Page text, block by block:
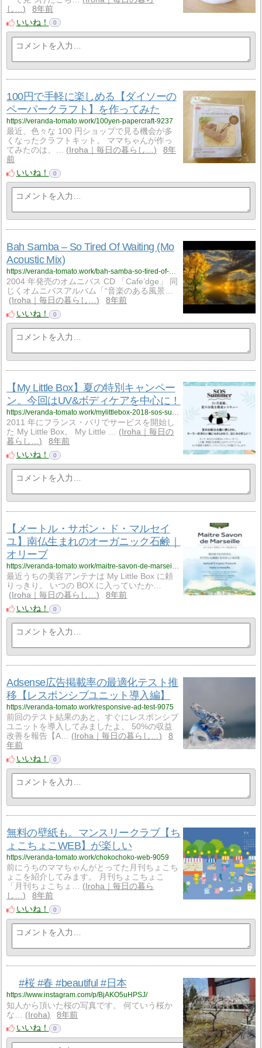
し…
8年前
いいね！
0
100円で手軽に楽しめる【ダイソーの
ペーパークラフト】を作ってみた
https://veranda-tomato.work/100yen-papercraft-9237
最近、色々な 100 円ショップで見る機会が多
くなったクラフトキット。 ママちゃんが作っ
てみたのは、…
Iroha｜毎日の暮らし…
8年
前
いいね！
0
Bah Samba – So Tired Of Waiting (Mo
Acoustic Mix)
https://veranda-tomato.work/bah-samba-so-tired-of-waiting-mo-acoustic-mix-9193
2004 年発売のオムニバス CD 「Cafe’dge」 同
じくオムニバスアルバム「“音楽のある風景…
Iroha｜毎日の暮らし…
8年前
いいね！
0
【My Little Box】夏の特別キャンペー
ン。今回はUV&ボディケアを中心に！
https://veranda-tomato.work/mylittlebox-2018-sos-summer-9154
2011 年にフランス・パリでサービスを開始し
た My Little Box。 My Little …
Iroha｜毎日の
暮らし…
8年前
いいね！
0
【メートル・サボン・ド・マルセイ
ユ】南仏生まれのオーガニック石鹸｜
オリーブ
https://veranda-tomato.work/maitre-savon-de-marseille-olive-8965
最近うちの美容アンテナは My Little Box に頼
りっきり。 いつの BOX に入っていたか…
Iroha｜毎日の暮らし…
8年前
いいね！
0
Adsense広告掲載率の最適化テスト推
移【レスポンシブユニット導入編】
https://veranda-tomato.work/responsive-ad-test-9075
前回のテスト結果のあと、すぐにレスポンシブ
ユニットを導入してみましたよ。 50%の収益
改善を報告【A…
Iroha｜毎日の暮らし…
8
年前
いいね！
0
無料の壁紙も。マンスリークラブ【ち
ょこちょこWEB】が楽しい
https://veranda-tomato.work/chokochoko-web-9059
前にうちのママちゃんがとってた月刊ちょこち
ょこを紹介してみます。 月刊ちょこちょこ
「月刊ちょこちょ…
Iroha｜毎日の暮ら
し…
8年前
いいね！
0
#桜 #春 #beautiful #日本
https://www.instagram.com/p/BjAKO5uHPSJ/
知人から頂いた桜の写真です。 何ていう桜か
な…
Iroha
8年前
いいね！
0